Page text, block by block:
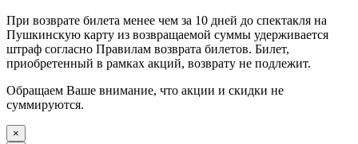
При возврате билета менее чем за 10 дней до спектакля на
Пушкинскую карту из возвращаемой суммы удерживается
штраф согласно Правилам возврата билетов. Билет,
приобретенный в рамках акций, возврату не подлежит.
Обращаем Ваше внимание, что акции и скидки не
суммируются.
×